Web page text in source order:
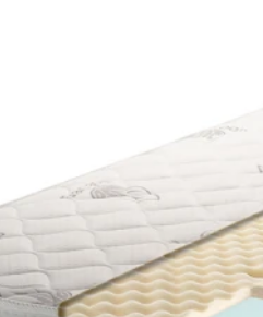
Dreams
- 896.60 лв.)